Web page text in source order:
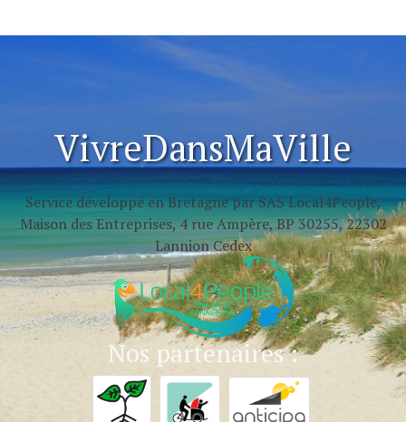
VivreDansMaVille
Service développé en Bretagne par SAS Local4People,
Maison des Entreprises, 4 rue Ampère, BP 30255, 22302
Lannion Cedex
Nos partenaires :